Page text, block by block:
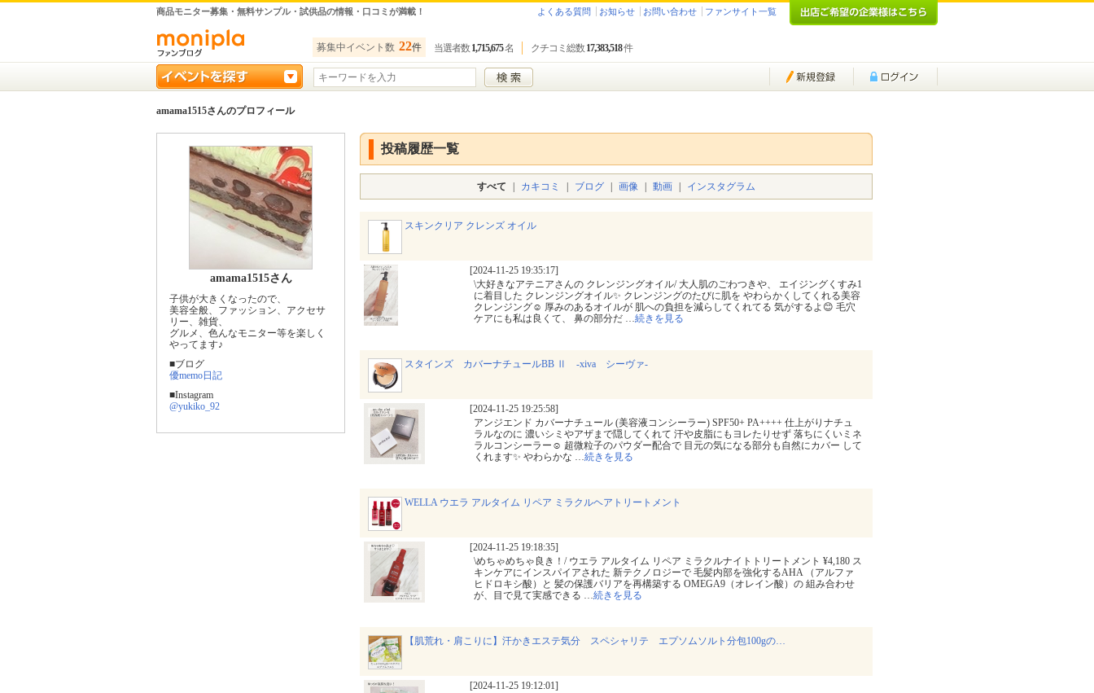
商品モニター募集・無料サンプル・試供品の情報・口コミが満載！ よくある質問 お知らせ お問い合わせ ファンサイト一覧
募集中イベント数 22件 当選者数 1,715,675名 クチコミ総数 17,383,518件
amama1515さんのプロフィール
amama1515さん
子供が大きくなったので、
美容全般、ファッション、アクセサ
リー、雑貨、
グルメ、色んなモニター等を楽しく
やってます♪
■ブログ
優memo日記
■Instagram
@yukiko_92
投稿履歴一覧
すべて カキコミ ブログ 画像 動画 インスタグラム
スキンクリア クレンズ オイル
[2024-11-25 19:35:17]
\大好きなアテニアさんの クレンジングオイル/ 大人肌のごわつきや、 エイジングくすみ1
に着目した クレンジングオイル✨ クレンジングのたびに肌を やわらかくしてくれる美容
クレンジング☺️ 厚みのあるオイルが 肌への負担を減らしてくれてる 気がするよ😊 毛穴
ケアにも私は良くて、 鼻の部分だ …続きを見る
スタインズ カバーナチュールBB Ⅱ -xiva シーヴァ-
[2024-11-25 19:25:58]
アンジエンド カバーナチュール (美容液コンシーラー) SPF50+ PA++++ 仕上がりナチュ
ラルなのに 濃いシミやアザまで隠してくれて 汗や皮脂にもヨレたりせず 落ちにくいミネ
ラルコンシーラー☺️ 超微粒子のパウダー配合で 目元の気になる部分も自然にカバー して
くれます✨ やわらかな …続きを見る
WELLA ウエラ アルタイム リペア ミラクルヘアトリートメント
[2024-11-25 19:18:35]
\めちゃめちゃ良き！/ ウエラ アルタイム リペア ミラクルナイトトリートメント ¥4,180 ス
キンケアにインスパイアされた 新テクノロジーで 毛髪内部を強化するAHA （アルファ
ヒドロキシ酸）と 髪の保護バリアを再構築する OMEGA9（オレイン酸）の 組み合わせ
が、目で見て実感できる …続きを見る
【肌荒れ・肩こりに】汗かきエステ気分 スペシャリテ エプソムソルト分包100gの…
[2024-11-25 19:12:01]